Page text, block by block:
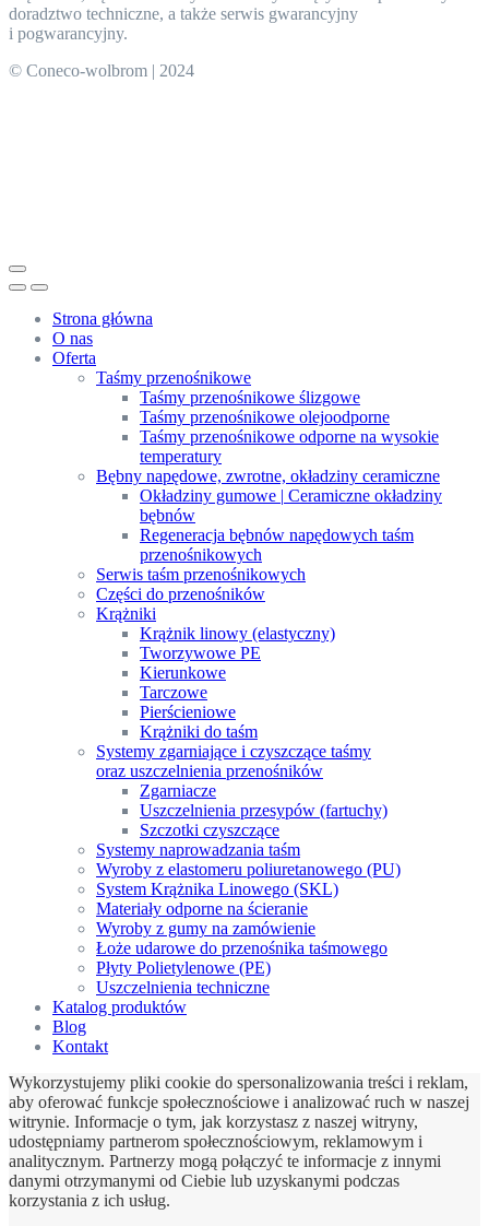
doradztwo techniczne, a także serwis gwarancyjny
i pogwarancyjny.
© Coneco-wolbrom | 2024
Strona główna
O nas
Oferta
Taśmy przenośnikowe
Taśmy przenośnikowe ślizgowe
Taśmy przenośnikowe olejoodporne
Taśmy przenośnikowe odporne na wysokie
temperatury
Bębny napędowe, zwrotne, okładziny ceramiczne
Okładziny gumowe | Ceramiczne okładziny
bębnów
Regeneracja bębnów napędowych taśm
przenośnikowych
Serwis taśm przenośnikowych
Części do przenośników
Krążniki
Krążnik linowy (elastyczny)
Tworzywowe PE
Kierunkowe
Tarczowe
Pierścieniowe
Krążniki do taśm
Systemy zgarniające i czyszczące taśmy
oraz uszczelnienia przenośników
Zgarniacze
Uszczelnienia przesypów (fartuchy)
Szczotki czyszczące
Systemy naprowadzania taśm
Wyroby z elastomeru poliuretanowego (PU)
System Krążnika Linowego (SKL)
Materiały odporne na ścieranie
Wyroby z gumy na zamówienie
Łoże udarowe do przenośnika taśmowego
Płyty Polietylenowe (PE)
Uszczelnienia techniczne
Katalog produktów
Blog
Kontakt
Wykorzystujemy pliki cookie do spersonalizowania treści i reklam,
aby oferować funkcje społecznościowe i analizować ruch w naszej
witrynie. Informacje o tym, jak korzystasz z naszej witryny,
udostępniamy partnerom społecznościowym, reklamowym i
analitycznym. Partnerzy mogą połączyć te informacje z innymi
danymi otrzymanymi od Ciebie lub uzyskanymi podczas
korzystania z ich usług.